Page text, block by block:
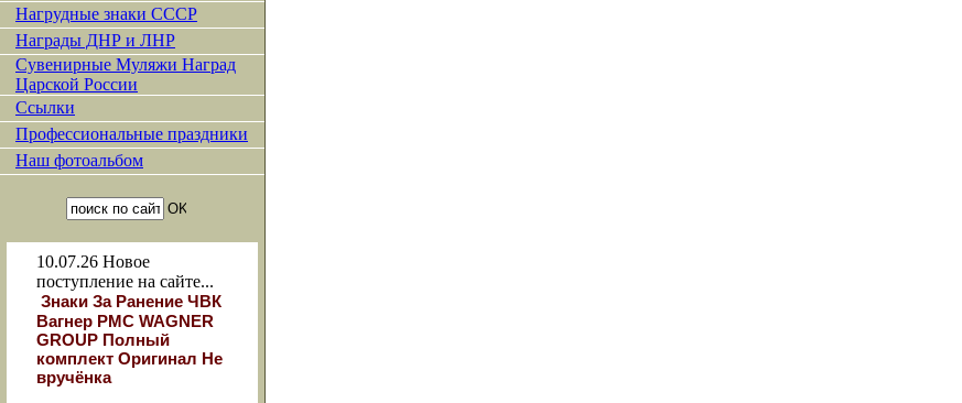
Нагрудные знаки СССР
Награды ДНР и ЛНР
Сувенирные Муляжи Наград
Царской России
Ссылки
Профессиональные праздники
Наш фотоальбом
10.07.26 Новое
поступление на сайте...
Знаки За Ранение ЧВК
Вагнер РМС WAGNER
GROUP Полный
комплект Оригинал Не
вручёнка